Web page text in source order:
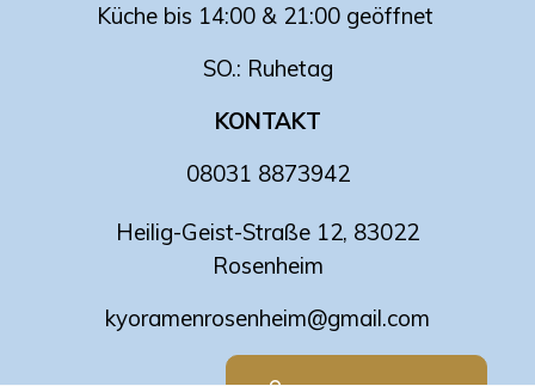
Küche bis 14:00 & 21:00 geöffnet
SO.: Ruhetag
KONTAKT
08031 8873942
Heilig-Geist-Straße 12, 83022
Rosenheim
kyoramenrosenheim@gmail.com